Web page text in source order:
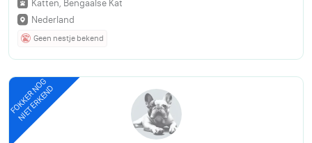
Katten, Bengaalse Kat
Nederland
Geen nestje bekend
FOKKER NOG
NIET ERKEND